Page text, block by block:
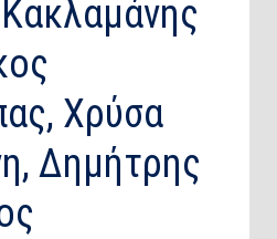
Χρύσα
Δημήτρης